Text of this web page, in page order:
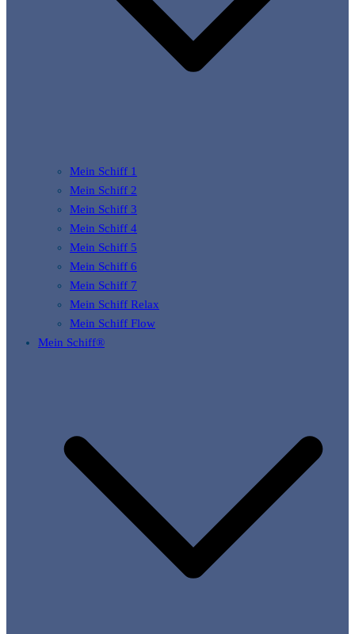
Mein Schiff 1
Mein Schiff 2
Mein Schiff 3
Mein Schiff 4
Mein Schiff 5
Mein Schiff 6
Mein Schiff 7
Mein Schiff Relax
Mein Schiff Flow
Mein Schiff®